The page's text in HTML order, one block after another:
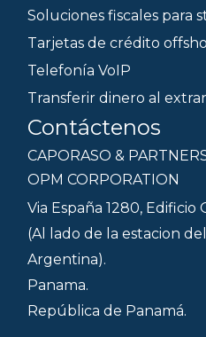
Soluciones fiscales para
Tarjetas de crédito
Telefonía VoIP
Transferir dinero al
Contáctenos
CAPORASO &
OPM CORPORATION
Via España 1280, Edificio
(Al lado de la estacion
Argentina).
Panama.
República de Panamá.